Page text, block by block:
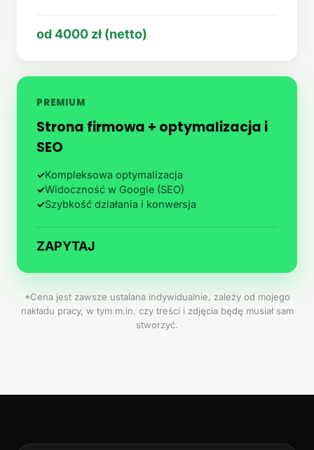
od 4000 zł (netto)
PREMIUM
Strona firmowa + optymalizacja i
SEO
✓Kompleksowa optymalizacja
✓Widoczność w Google (SEO)
✓Szybkość działania i konwersja
ZAPYTAJ
*Cena jest zawsze ustalana indywidualnie, zależy od mojego
nakładu pracy, w tym m.in. czy treści i zdjęcia będę musiał sam
stworzyć.